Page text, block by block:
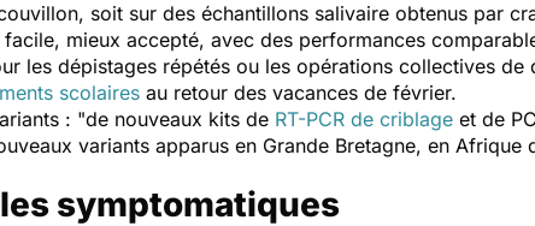
soit sur des échantillons salivaire obtenus par
facile, mieux accepté, avec des performances
les dépistages répétés ou les opérations collectives de
scolaires au retour des vacances de février.
: "de nouveaux kits de RT-PCR de criblage et de
variants apparus en Grande Bretagne, en Afrique
symptomatiques